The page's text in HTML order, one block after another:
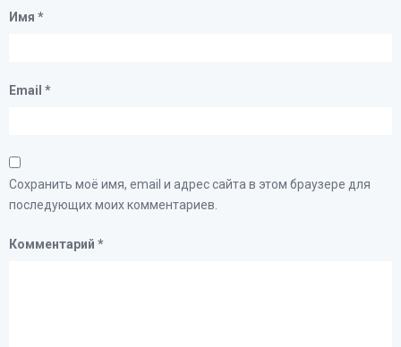
Имя *
Email *
Сохранить моё имя, email и адрес сайта в этом браузере для
последующих моих комментариев.
Комментарий *